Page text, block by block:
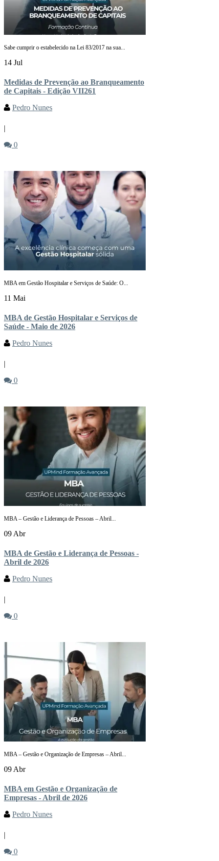
Sabe cumprir o estabelecido na Lei 83/2017 na sua...
14 Jul
Medidas de Prevenção ao Branqueamento
de Capitais - Edição VII261
Pedro Nunes
|
0
MBA em Gestão Hospitalar e Serviços de Saúde: O...
11 Mai
MBA de Gestão Hospitalar e Serviços de
Saúde - Maio de 2026
Pedro Nunes
|
0
MBA – Gestão e Liderança de Pessoas – Abril...
09 Abr
MBA de Gestão e Liderança de Pessoas -
Abril de 2026
Pedro Nunes
|
0
MBA – Gestão e Organização de Empresas – Abril...
09 Abr
MBA em Gestão e Organização de
Empresas - Abril de 2026
Pedro Nunes
|
0